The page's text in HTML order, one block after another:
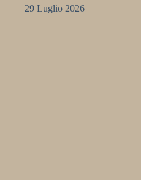
29 Luglio 2026